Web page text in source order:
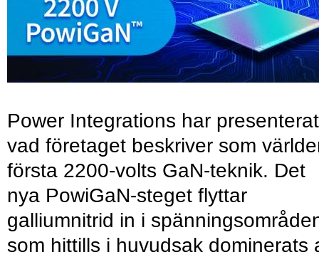
Power Integrations har presenterat
vad företaget beskriver som
första 2200-volts GaN-teknik. Det
nya PowiGaN-steget flyttar
galliumnitrid in i
som hittills i huvudsak dominerats